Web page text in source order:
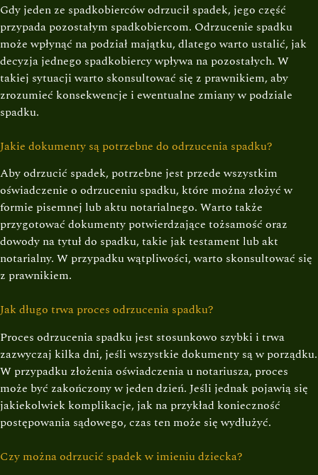
Gdy jeden ze spadkobierców odrzucił spadek, jego część
przypada pozostałym spadkobiercom. Odrzucenie spadku
może wpłynąć na podział majątku, dlatego warto ustalić, jak
decyzja jednego spadkobiercy wpływa na pozostałych. W
takiej sytuacji warto skonsultować się z prawnikiem, aby
zrozumieć konsekwencje i ewentualne zmiany w podziale
spadku.
Jakie dokumenty są potrzebne do odrzucenia spadku?
Aby odrzucić spadek, potrzebne jest przede wszystkim
oświadczenie o odrzuceniu spadku, które można złożyć w
formie pisemnej lub aktu notarialnego. Warto także
przygotować dokumenty potwierdzające tożsamość oraz
dowody na tytuł do spadku, takie jak testament lub akt
notarialny. W przypadku wątpliwości, warto skonsultować się
z prawnikiem.
Jak długo trwa proces odrzucenia spadku?
Proces odrzucenia spadku jest stosunkowo szybki i trwa
zazwyczaj kilka dni, jeśli wszystkie dokumenty są w porządku.
W przypadku złożenia oświadczenia u notariusza, proces
może być zakończony w jeden dzień. Jeśli jednak pojawią się
jakiekolwiek komplikacje, jak na przykład konieczność
postępowania sądowego, czas ten może się wydłużyć.
Czy można odrzucić spadek w imieniu dziecka?